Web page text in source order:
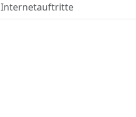
Internetauftritte